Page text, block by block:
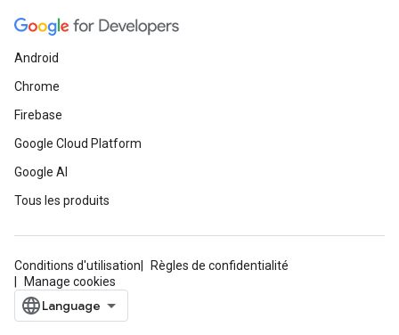
Android
Chrome
Firebase
Google Cloud Platform
Google AI
Tous les produits
Conditions d'utilisation
Règles de confidentialité
Manage cookies